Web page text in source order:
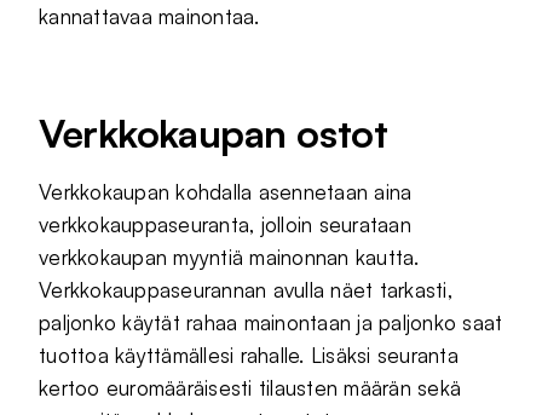
kannattavaa mainontaa.
Verkkokaupan ostot
Verkkokaupan kohdalla asennetaan aina
verkkokauppaseuranta, jolloin seurataan
verkkokaupan myyntiä mainonnan kautta.
Verkkokauppaseurannan avulla näet tarkasti,
paljonko käytät rahaa mainontaan ja paljonko saat
tuottoa käyttämällesi rahalle. Lisäksi seuranta
kertoo euromääräisesti tilausten määrän sekä